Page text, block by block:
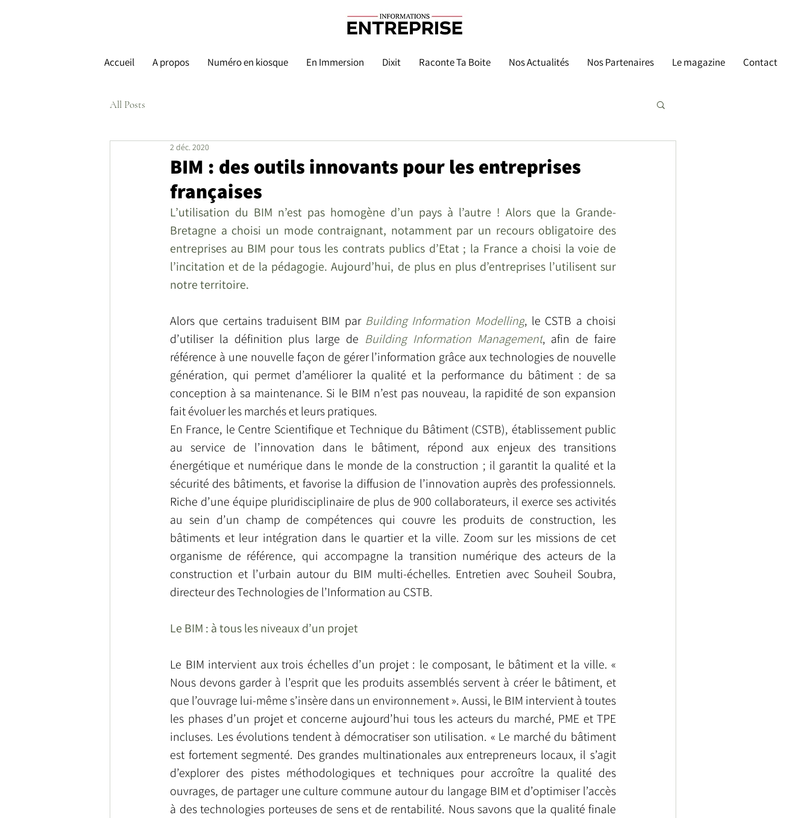
Accueil A propos Numéro en kiosque En Immersion Dixit Raconte Ta Boite Nos Actualités Nos Partenaires Le magazine Contact
All Posts
BIM : des outils innovants pour les entreprises
françaises
2 déc. 2020
L’utilisation du BIM n’est pas homogène d’un pays à l’autre ! Alors que la Grande-
Bretagne a choisi un mode contraignant, notamment par un recours obligatoire des
entreprises au BIM pour tous les contrats publics d’Etat ; la France a choisi la voie de
l’incitation et de la pédagogie. Aujourd’hui, de plus en plus d’entreprises l’utilisent sur
notre territoire.
Alors que certains traduisent BIM par Building Information Modelling, le CSTB a choisi
d’utiliser la définition plus large de Building Information Management, afin de faire
référence à une nouvelle façon de gérer l’information grâce aux technologies de nouvelle
génération, qui permet d’améliorer la qualité et la performance du bâtiment : de sa
conception à sa maintenance. Si le BIM n’est pas nouveau, la rapidité de son expansion
fait évoluer les marchés et leurs pratiques.
En France, le Centre Scientifique et Technique du Bâtiment (CSTB), établissement public
au service de l’innovation dans le bâtiment, répond aux enjeux des transitions
énergétique et numérique dans le monde de la construction ; il garantit la qualité et la
sécurité des bâtiments, et favorise la diffusion de l’innovation auprès des professionnels.
Riche d’une équipe pluridisciplinaire de plus de 900 collaborateurs, il exerce ses activités
au sein d’un champ de compétences qui couvre les produits de construction, les
bâtiments et leur intégration dans le quartier et la ville. Zoom sur les missions de cet
organisme de référence, qui accompagne la transition numérique des acteurs de la
construction et l’urbain autour du BIM multi-échelles. Entretien avec Souheil Soubra,
directeur des Technologies de l’Information au CSTB.
Le BIM : à tous les niveaux d’un projet
Le BIM intervient aux trois échelles d’un projet : le composant, le bâtiment et la ville. «
Nous devons garder à l’esprit que les produits assemblés servent à créer le bâtiment, et
que l’ouvrage lui-même s’insère dans un environnement ». Aussi, le BIM intervient à toutes
les phases d’un projet et concerne aujourd’hui tous les acteurs du marché, PME et TPE
incluses. Les évolutions tendent à démocratiser son utilisation. « Le marché du bâtiment
est fortement segmenté. Des grandes multinationales aux entrepreneurs locaux, il s’agit
d’explorer des pistes méthodologiques et techniques pour accroître la qualité des
ouvrages, de partager une culture commune autour du langage BIM et d’optimiser l’accès
à des technologies porteuses de sens et de rentabilité. Nous savons que la qualité finale